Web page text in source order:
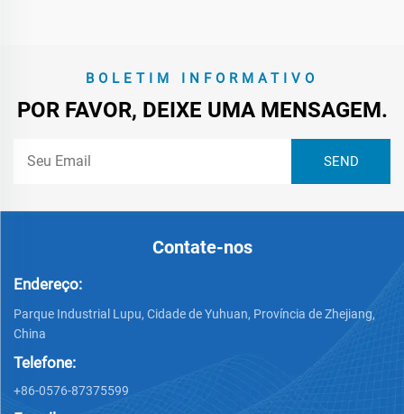
BOLETIM INFORMATIVO
POR FAVOR, DEIXE UMA MENSAGEM.
Contate-nos
Endereço:
Parque Industrial Lupu, Cidade de Yuhuan, Província de Zhejiang,
China
Telefone:
+86-0576-87375599